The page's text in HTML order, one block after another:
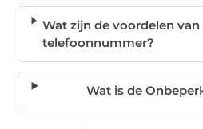
Wat zijn de voordelen
telefoonnummer?
Wat is de